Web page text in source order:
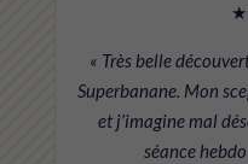
« Très belle
Superbanane. Mon
et j’imagine mal
séance